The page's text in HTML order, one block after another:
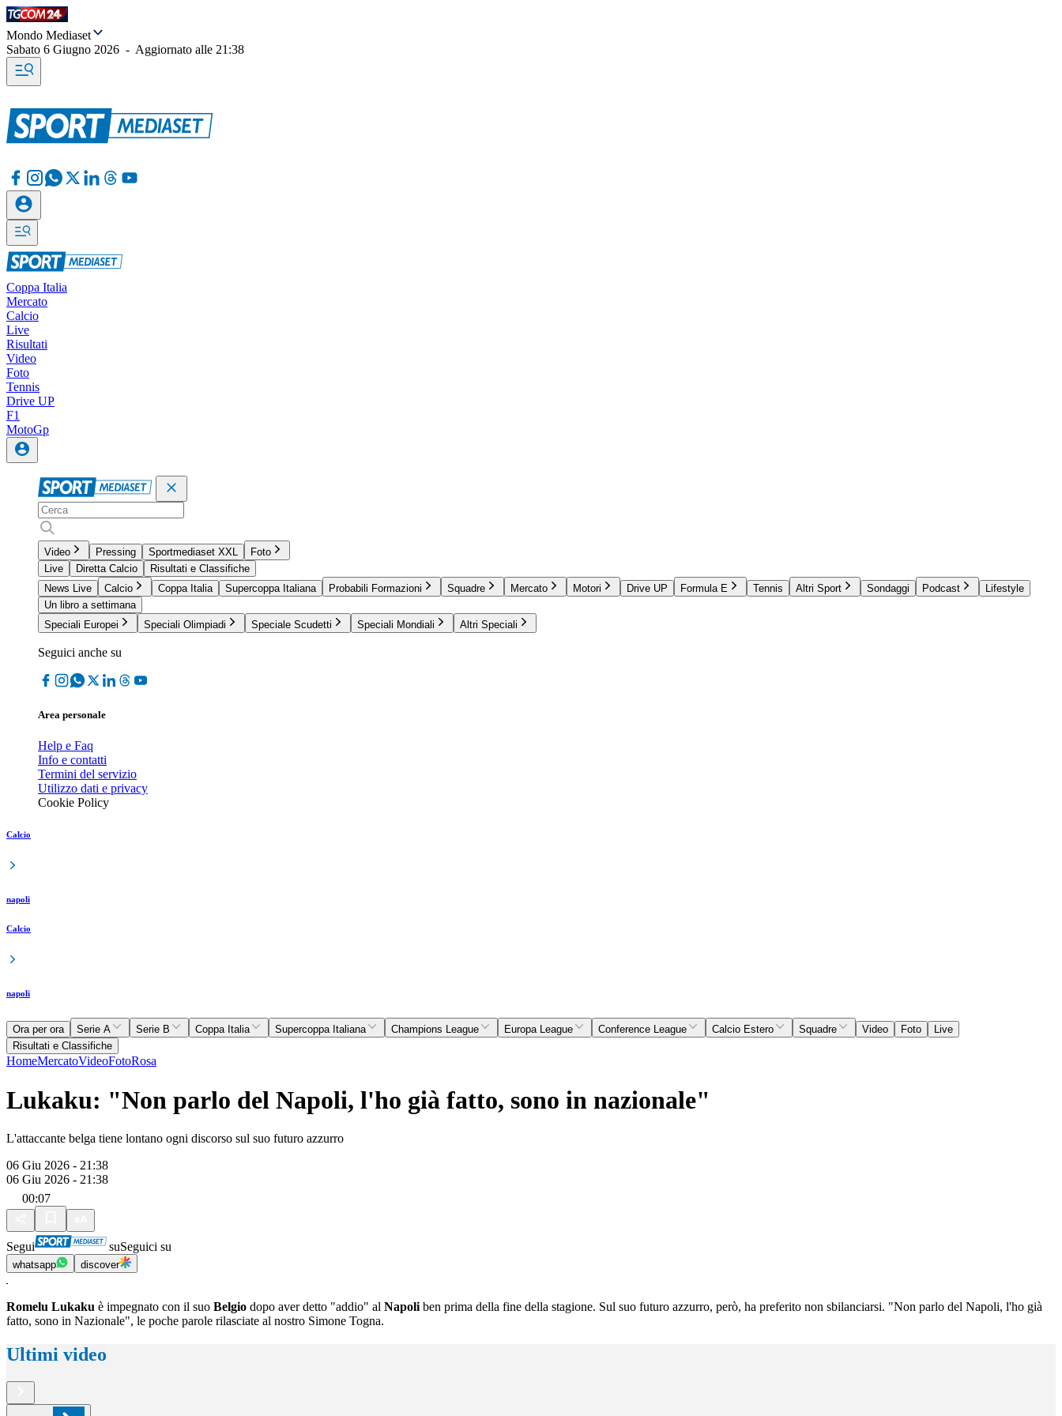
Mondo Mediaset
Sabato 6 Giugno 2026 - Aggiornato alle 21:38
Coppa Italia
Mercato
Calcio
Live
Risultati
Video
Foto
Tennis
Drive UP
F1
MotoGp
Video Pressing Sportmediaset XXL
Foto
Live
Diretta Calcio
Risultati e Classifiche
News Live
Calcio Coppa Italia Supercoppa Italiana Probabili Formazioni Squadre Mercato Motori Drive UP Formula E Tennis Altri Sport Sondaggi Podcast
Lifestyle
Un libro a settimana
Speciali Europei
Speciali Olimpiadi Speciale Scudetti Speciali Mondiali Altri Speciali
Seguici anche su
Area personale
Help e Faq
Info e contatti
Termini del servizio
Utilizzo dati e privacy
Cookie Policy
Calcio
napoli
Calcio
napoli
Ora per ora Serie A Serie B Coppa Italia Supercoppa Italiana Champions League Europa League Conference League Calcio Estero Squadre Video Foto
Live
Risultati e Classifiche
HomeMercatoVideoFotoRosa
Lukaku: "Non parlo del Napoli, l'ho già fatto, sono in nazionale"
L'attaccante belga tiene lontano ogni discorso sul suo futuro azzurro
06 Giu 2026 - 21:38
06 Giu 2026 - 21:38
00:07
Segui suSeguici su
whatsapp discover
Romelu Lukaku è impegnato con il suo Belgio dopo aver detto "addio" al Napoli ben prima della fine della stagione. Sul suo futuro azzurro, però, ha preferito non sbilanciarsi. "Non parlo del Napoli, l'ho già
fatto, sono in Nazionale", le poche parole rilasciate al nostro Simone Togna.
Ultimi video